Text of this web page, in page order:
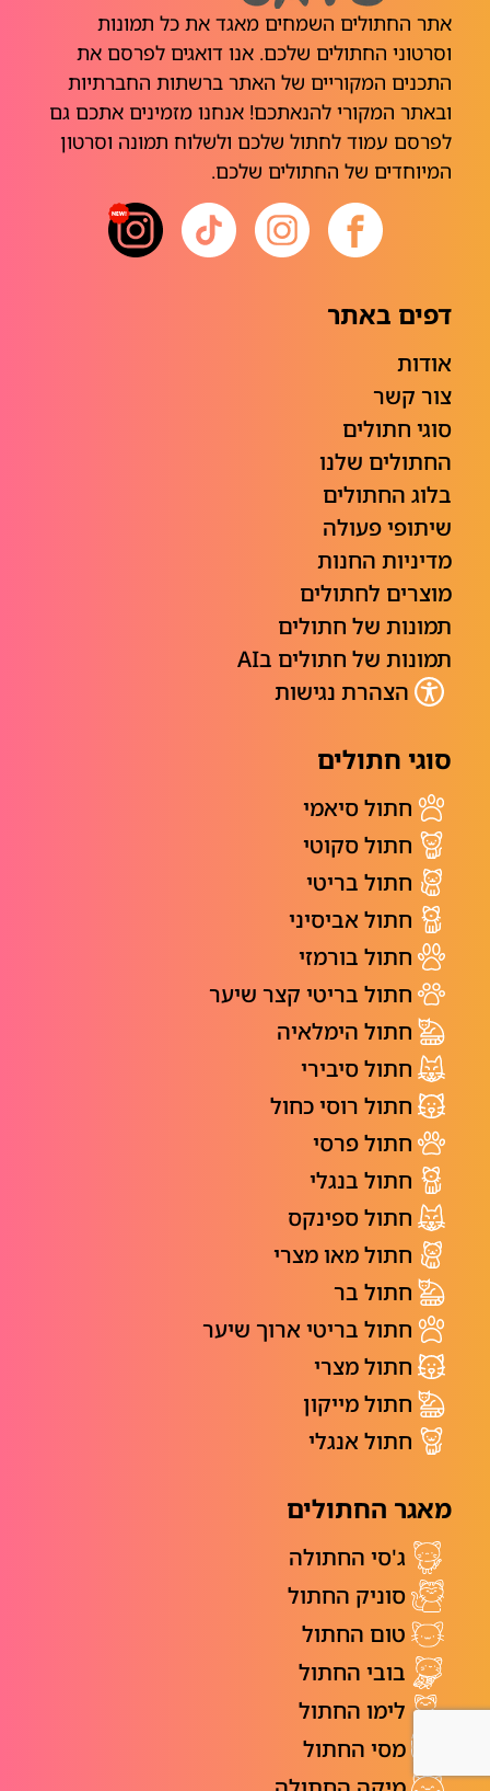
אתר החתולים השמחים מאגד את כל תמונות
וסרטוני החתולים שלכם. אנו דואגים לפרסם את
התכנים המקוריים של האתר ברשתות החברתיות
ובאתר המקורי להנאתכם! אנחנו מזמינים אתכם גם
לפרסם עמוד לחתול שלכם ולשלוח תמונה וסרטון
המיוחדים של החתולים שלכם.
דפים באתר
אודות
צור קשר
סוגי חתולים
החתולים שלנו
בלוג החתולים
שיתופי פעולה
מדיניות החנות
מוצרים לחתולים
תמונות של חתולים
תמונות של חתולים בAI
הצהרת נגישות
סוגי חתולים
חתול סיאמי
חתול סקוטי
חתול בריטי
חתול אביסיני
חתול בורמזי
חתול בריטי קצר שיער
חתול הימלאיה
חתול סיבירי
חתול רוסי כחול
חתול פרסי
חתול בנגלי
חתול ספינקס
חתול מאו מצרי
חתול בר
חתול בריטי ארוך שיער
חתול מצרי
חתול מייקון
חתול אנגלי
מאגר החתולים
ג'סי החתולה
סוניק החתול
טום החתול
בובי החתול
לימו החתול
מסי החתול